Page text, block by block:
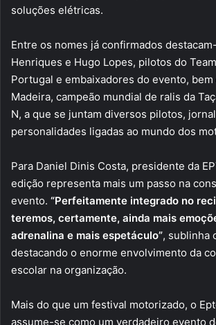
soluções elétricas.
Entre os nomes já confirmados
Henriques e Hugo Lopes, pilotos do
Portugal e embaixadores do evento, bem
Madeira, campeão mundial de ralis da
N, a que se juntam diversos pilotos,
personalidades ligadas ao mundo dos
Para Daniel Dinis Costa, presidente da
edição representa mais um passo na
evento. “Perfeitamente integrado no
teremos, certamente, ainda mais
adrenalina e mais espetáculo”, sublinha
destacando o enorme envolvimento da
escolar na organização.
Mais do que um festival motorizado, o
assume-se como um verdadeiro evento